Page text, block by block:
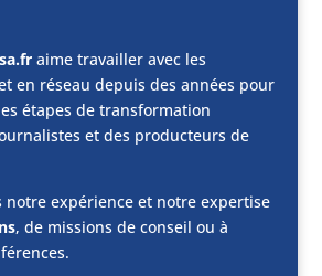
aime travailler avec les
en réseau depuis des années pour
étapes de transformation
et des producteurs de
notre expérience et notre expertise
, de missions de conseil ou à